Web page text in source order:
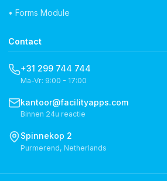
• Forms Module
Contact
+31 299 744 744
Ma-Vr: 9:00 - 17:00
kantoor@facilityapps.com
Binnen 24u reactie
Spinnekop 2
Purmerend, Netherlands